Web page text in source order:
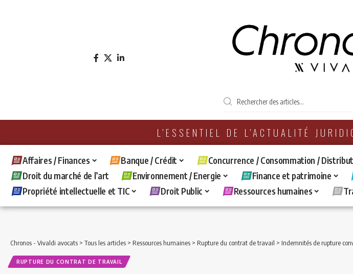
L'ESSENTIEL DE L'ACTUALITÉ
Affaires / Finances Banque / Crédit Concurrence / Consommation /
Droit du marché de l’art
Environnement / Energie Finance et patrimoine
Propriété intellectuelle et TIC
Droit Public Ressources humaines
Chronos - Vivaldi avocats > Tous les articles > Ressources humaines > Rupture du contrat de travail > Indemnités de rupture conventionnelle : seule
RUPTURE DU CONTRAT DE TRAVAIL